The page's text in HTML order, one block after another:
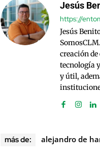
Jesús
https://
Jesús
creación
tecnología
y útil,
más de: alejandro de